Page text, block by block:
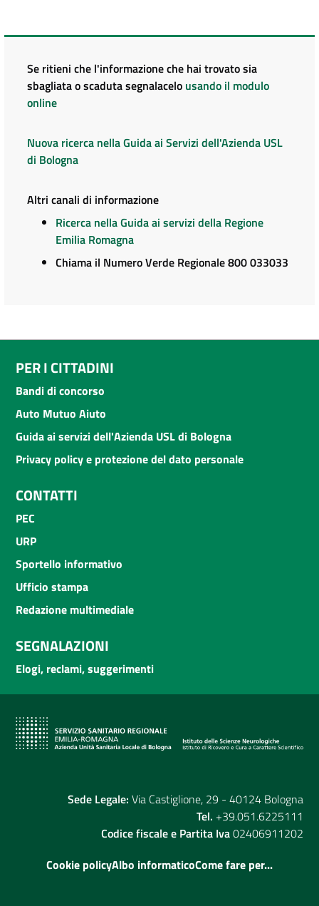
Se ritieni che l'informazione che hai trovato sia
sbagliata o scaduta segnalacelo usando il modulo
online
Nuova ricerca nella Guida ai Servizi dell'Azienda USL
di Bologna
Altri canali di informazione
Ricerca nella Guida ai servizi della Regione
Emilia Romagna
Chiama il Numero Verde Regionale 800 033033
PER I CITTADINI
Bandi di concorso
Auto Mutuo Aiuto
Guida ai servizi dell'Azienda USL di Bologna
Privacy policy e protezione del dato personale
CONTATTI
PEC
URP
Sportello informativo
Ufficio stampa
Redazione multimediale
SEGNALAZIONI
Elogi, reclami, suggerimenti
Sede Legale: Via Castiglione, 29 - 40124 Bologna
Tel. +39.051.6225111
Codice fiscale e Partita Iva02406911202
Cookie policyAlbo informaticoCome fare per...